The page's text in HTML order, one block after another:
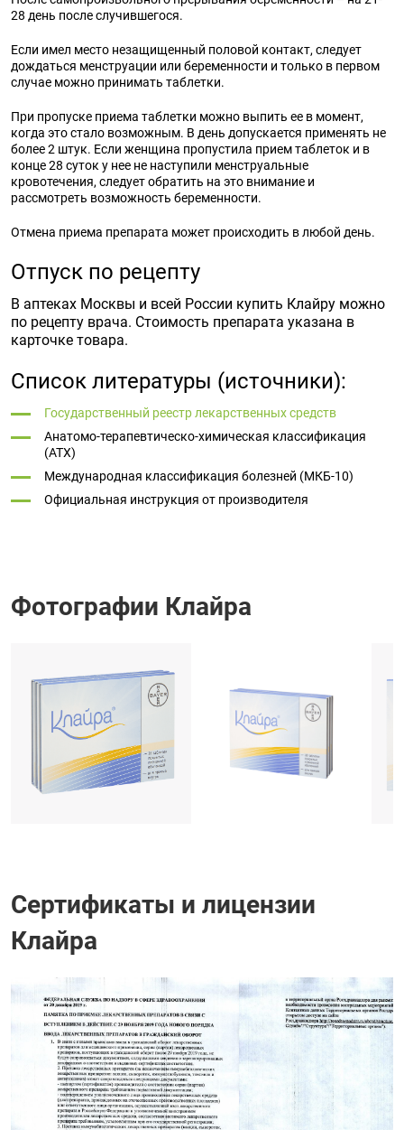
28 день после случившегося.
Если имел место незащищенный половой контакт, следует
дождаться менструации или беременности и только в первом
случае можно принимать таблетки.
При пропуске приема таблетки можно выпить ее в момент,
когда это стало возможным. В день допускается применять не
более 2 штук. Если женщина пропустила прием таблеток и в
конце 28 суток у нее не наступили менструальные
кровотечения, следует обратить на это внимание и
рассмотреть возможность беременности.
Отмена приема препарата может происходить в любой день.
Отпуск по рецепту
В аптеках Москвы и всей России купить Клайру можно
по рецепту врача. Стоимость препарата указана в
карточке товара.
Список литературы (источники):
Государственный реестр лекарственных средств
Анатомо-терапевтическо-химическая классификация
(ATX)
Международная классификация болезней (МКБ-10)
Официальная инструкция от производителя
Фотографии Клайра
Сертификаты и лицензии
Клайра